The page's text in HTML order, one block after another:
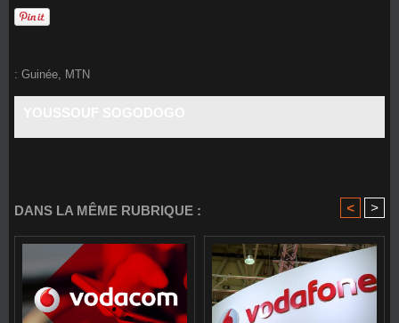
: Guinée, MTN
DANS LA MÊME RUBRIQUE : < >